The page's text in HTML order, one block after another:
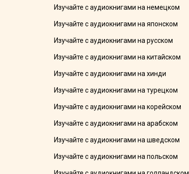
Изучайте с аудиокнигами на немецком
Изучайте с аудиокнигами на японском
Изучайте с аудиокнигами на русском
Изучайте с аудиокнигами на китайском
Изучайте с аудиокнигами на хинди
Изучайте с аудиокнигами на турецком
Изучайте с аудиокнигами на корейском
Изучайте с аудиокнигами на арабском
Изучайте с аудиокнигами на шведском
Изучайте с аудиокнигами на польском